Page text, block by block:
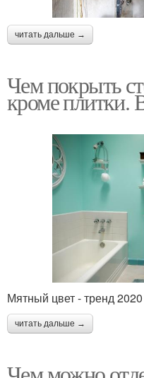
читать дальше →
Чем покрыть
кроме плитки.
Мятный цвет - тренд
читать дальше →